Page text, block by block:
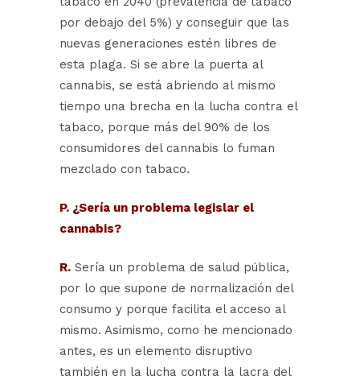
por debajo del 5%) y conseguir que las
nuevas generaciones estén libres de
esta plaga. Si se abre la puerta al
cannabis, se está abriendo al mismo
tiempo una brecha en la lucha contra el
tabaco, porque más del 90% de los
consumidores del cannabis lo fuman
mezclado con tabaco.
P. ¿Sería un problema legislar el
cannabis?
R. Sería un problema de salud pública,
por lo que supone de normalización del
consumo y porque facilita el acceso al
mismo. Asimismo, como he mencionado
antes, es un elemento disruptivo
también en la lucha contra la lacra del